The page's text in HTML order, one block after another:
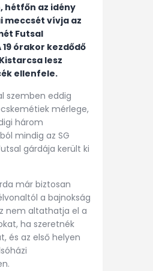
hétfőn az idény
meccsét vívja az
Futsal
órakor kezdődő
lesz
ellenfele.
szemben eddig
mérlege,
három
mindig az SG
gárdája került ki
már biztosan
a bajnokság
nem altathatja el a
ha szeretnék
és az első helyen